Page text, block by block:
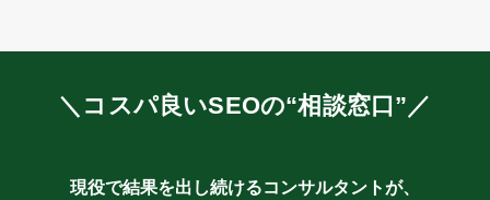
＼コスパ良いSEOの“相談窓口”／
現役で結果を出し続けるコンサルタントが、